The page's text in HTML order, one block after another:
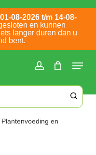
01-08-2026 t/m 14-08-
en kunnen
langer duren dan u
bent.
Plantenvoeding en